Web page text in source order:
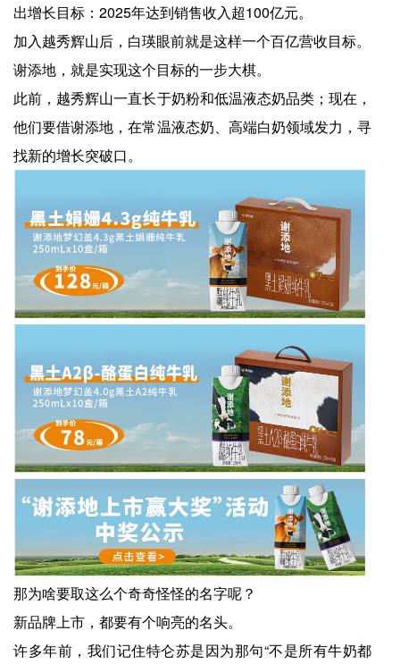
出增长目标：2025年达到销售收入超100亿元。
加入越秀辉山后，白瑛眼前就是这样一个百亿营收目标。
谢添地，就是实现这个目标的一步大棋。
此前，越秀辉山一直长于奶粉和低温液态奶品类；现在，
他们要借谢添地，在常温液态奶、高端白奶领域发力，寻
找新的增长突破口。
那为啥要取这么个奇奇怪怪的名字呢？
新品牌上市，都要有个响亮的名头。
许多年前，我们记住特仑苏是因为那句“不是所有牛奶都